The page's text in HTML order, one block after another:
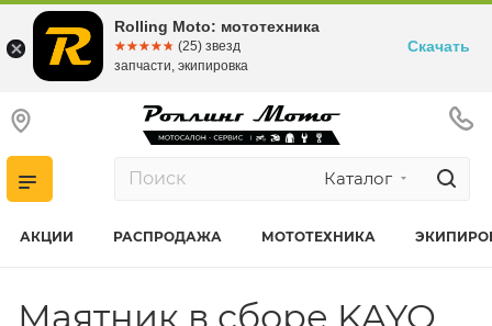
Каталог
АКЦИИ РАСПРОДАЖА МОТОТЕХНИКА
Маятник в сборе KAYO
Rolling Moto: мототехника
☆☆☆☆☆
★★★★★ (25) звезд
запчасти, экипировка
Скачать